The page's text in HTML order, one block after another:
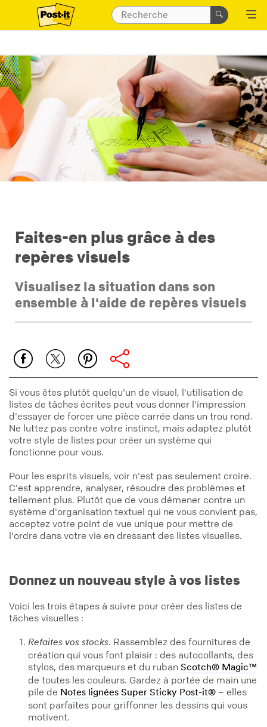
Faites-en plus grâce à des
repères visuels
Visualisez la situation dans son
ensemble à l'aide de repères visuels
Si vous êtes plutôt quelqu'un de visuel, l'utilisation de
listes de tâches écrites peut vous donner l'impression
d'essayer de forcer une pièce carrée dans un trou rond.
Ne luttez pas contre votre instinct, mais adaptez plutôt
votre style de listes pour créer un système qui
fonctionne pour vous.
Pour les esprits visuels, voir n'est pas seulement croire.
C'est apprendre, analyser, résoudre des problèmes et
tellement plus. Plutôt que de vous démener contre un
système d'organisation textuel qui ne vous convient pas,
acceptez votre point de vue unique pour mettre de
l'ordre dans votre vie en dressant des listes visuelles.
Donnez un nouveau style à vos listes
Voici les trois étapes à suivre pour créer des listes de
tâches visuelles :
Refaites vos stocks. Rassemblez des fournitures de
création qui vous font plaisir : des autocollants, des
stylos, des marqueurs et du ruban Scotch® Magic™
de toutes les couleurs. Gardez à portée de main une
pile de Notes lignées Super Sticky Post-it® – elles
sont parfaites pour griffonner les dessins qui vous
motivent.